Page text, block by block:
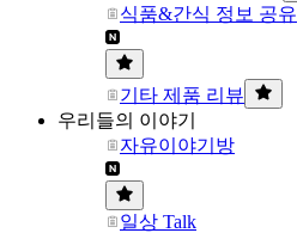
식품&간식 정보 공유
기타 제품 리뷰
우리들의 이야기
자유이야기방
일상 Talk